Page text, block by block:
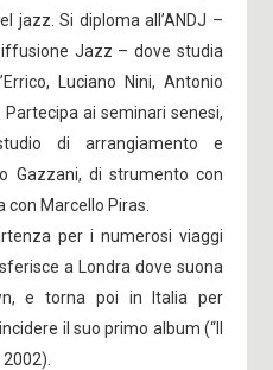
jazz. Si diploma all’ANDJ –
Jazz – dove studia
Luciano Nini, Antonio
ai seminari senesi,
di arrangiamento e
Gazzani, di strumento con
Marcello Piras.
per i numerosi viaggi
a Londra dove suona
e torna poi in Italia per
il suo primo album (“Il